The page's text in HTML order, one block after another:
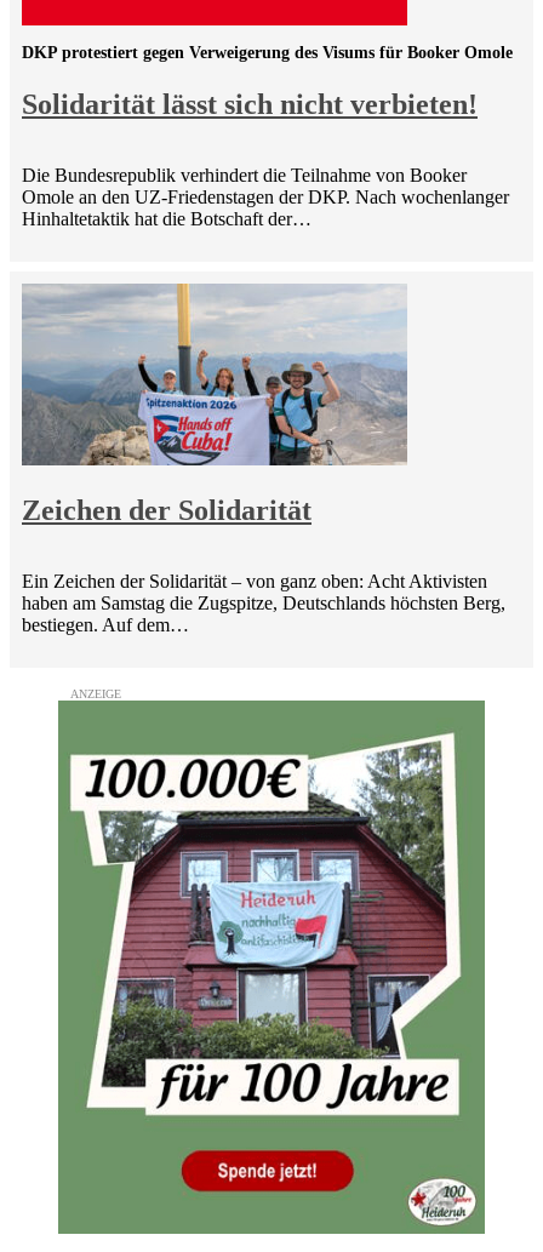
Solidarität lässt sich nicht verbieten!
DKP protestiert gegen Verweigerung des Visums für Booker Omole
Die Bundesrepublik verhindert die Teilnahme von Booker
Omole an den UZ-Friedenstagen der DKP. Nach wochenlanger
Hinhaltetaktik hat die Botschaft der…
Zeichen der Solidarität
Ein Zeichen der Solidarität – von ganz oben: Acht Aktivisten
haben am Samstag die Zugspitze, Deutschlands höchsten Berg,
bestiegen. Auf dem…